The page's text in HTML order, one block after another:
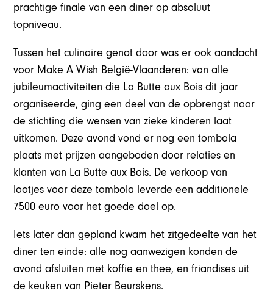
prachtige finale van een diner op absoluut
topniveau.
Tussen het culinaire genot door was er ook aandacht
voor Make A Wish België-Vlaanderen: van alle
jubileumactiviteiten die La Butte aux Bois dit jaar
organiseerde, ging een deel van de opbrengst naar
de stichting die wensen van zieke kinderen laat
uitkomen. Deze avond vond er nog een tombola
plaats met prijzen aangeboden door relaties en
klanten van La Butte aux Bois. De verkoop van
lootjes voor deze tombola leverde een additionele
7500 euro voor het goede doel op.
Iets later dan gepland kwam het zitgedeelte van het
diner ten einde: alle nog aanwezigen konden de
avond afsluiten met koffie en thee, en friandises uit
de keuken van Pieter Beurskens.